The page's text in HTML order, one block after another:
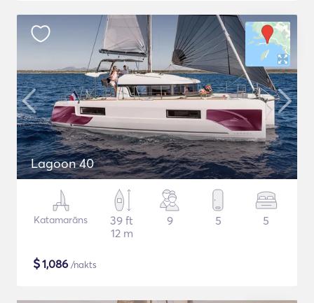
Lagoon 40
Katamarāns
39 ft
12 m
9 5 5
$1,086 /nakts